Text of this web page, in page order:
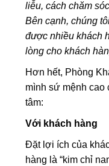
liễu, cách chăm
Bên cạnh, chúng
được nhiều khách
lòng cho khách
Hơn hết, Phòng
mình sứ mệnh
tâm:
Với khách hàng
Đặt lợi ích của
hàng là “kim chỉ